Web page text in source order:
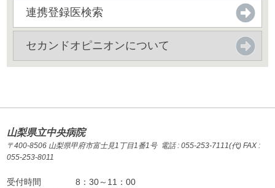
連携登録医検索
セカンドオピニオンについて
山梨県立中央病院
〒400-8506 山梨県甲府市富士見1丁目1番1号 電話 : 055-253-7111(代) FAX :
055-253-8011
受付時間
8：30～11：00